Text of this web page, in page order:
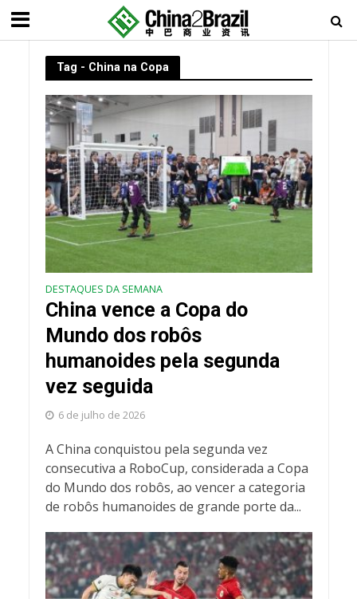
Tag - China na Copa
DESTAQUES DA SEMANA
China vence a Copa do
Mundo dos robôs
humanoides pela segunda
vez seguida
6 de julho de 2026
A China conquistou pela segunda vez
consecutiva a RoboCup, considerada a Copa
do Mundo dos robôs, ao vencer a categoria
de robôs humanoides de grande porte da...